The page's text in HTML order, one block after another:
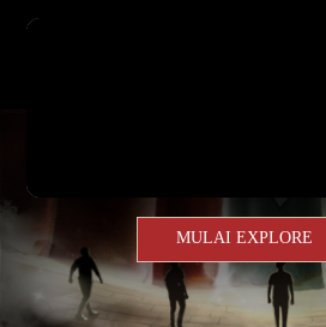
MULAI EXPLORE